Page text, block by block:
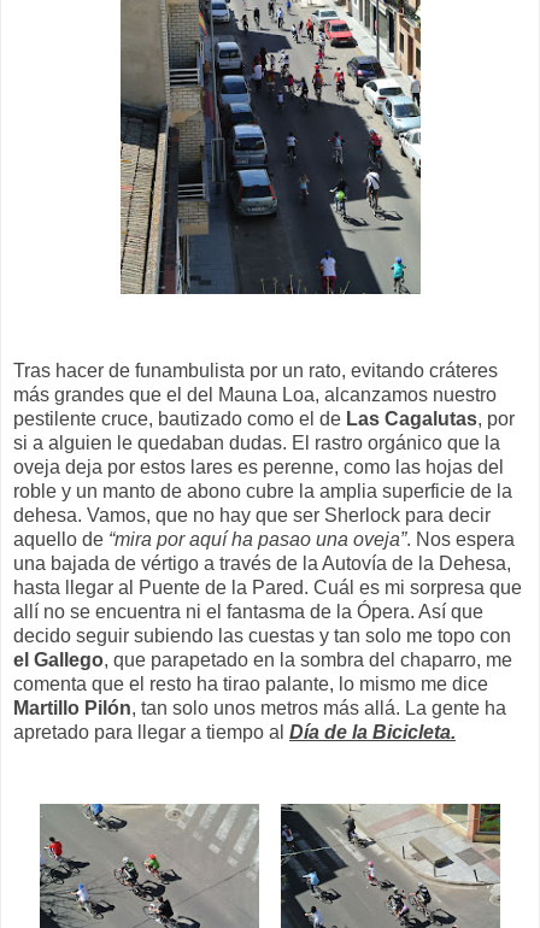
Tras hacer de funambulista por un rato, evitando cráteres
más grandes que el del Mauna Loa, alcanzamos nuestro
pestilente cruce, bautizado como el de Las Cagalutas, por
si a alguien le quedaban dudas. El rastro orgánico que la
oveja deja por estos lares es perenne, como las hojas del
roble y un manto de abono cubre la amplia superficie de la
dehesa. Vamos, que no hay que ser Sherlock para decir
aquello de “mira por aquí ha pasao una oveja”. Nos espera
una bajada de vértigo a través de la Autovía de la Dehesa,
hasta llegar al Puente de la Pared. Cuál es mi sorpresa que
allí no se encuentra ni el fantasma de la Ópera. Así que
decido seguir subiendo las cuestas y tan solo me topo con
el Gallego, que parapetado en la sombra del chaparro, me
comenta que el resto ha tirao palante, lo mismo me dice
Martillo Pilón, tan solo unos metros más allá. La gente ha
apretado para llegar a tiempo al Día de la Bicicleta.